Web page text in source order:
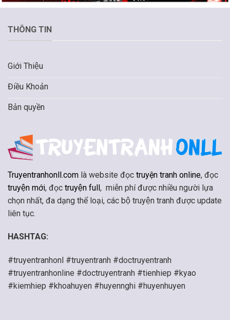
THÔNG TIN
Giới Thiệu
Điều Khoản
Bản quyền
Truyentranhonll.com là website đọc truyện tranh online, đọc
truyện mới, đọc truyện full, miễn phí được nhiều người lựa
chọn nhất, đa dạng thể loại, các bộ truyện tranh được update
liên tục.
HASHTAG:
#truyentranhonl #truyentranh #doctruyentranh
#truyentranhonline #doctruyentranh #tienhiep #kyao
#kiemhiep #khoahuyen #huyennghi #huyenhuyen